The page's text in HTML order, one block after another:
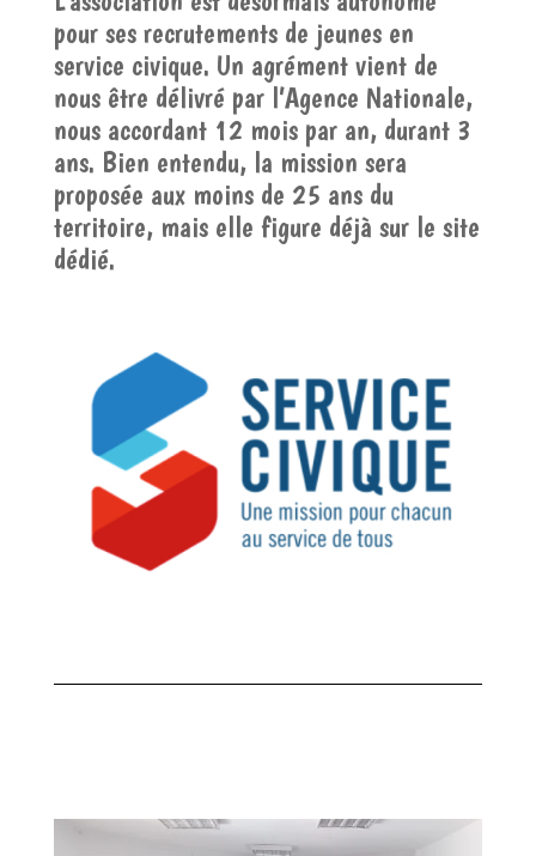
pour ses recrutements de jeunes en
service civique. Un agrément vient de
nous être délivré par l’Agence Nationale,
nous accordant 12 mois par an, durant 3
ans. Bien entendu, la mission sera
proposée aux moins de 25 ans du
territoire, mais elle figure déjà sur le site
dédié.